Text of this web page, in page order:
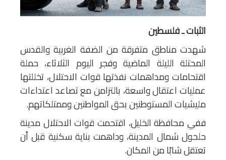
الثبات ـ فلسطين
شهدت مناطق متفرقة من الضفة الغربية والقدس
المحتلة الليلة الماضية وفجر اليوم الثلاثاء، حملة
اقتحامات ومداهمات نفذتها قوات الاحتلال، تخللتها
عمليات اعتقال واسعة، بالتزامن مع تصاعد اعتداءات
مليشيات المستوطنين بحق المواطنين وممتلكاتهم.
ففي محافظة الخليل، اقتحمت قوات الاحتلال مدينة
حلحول شمال المدينة، وداهمت بناية سكنية قبل أن
تعتقل شابًا من المكان.